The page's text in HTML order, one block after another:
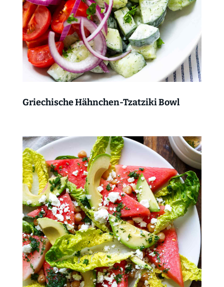
Griechische Hähnchen-Tzatziki Bowl